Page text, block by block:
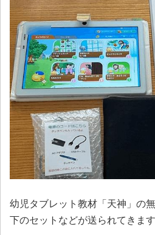
幼児タブレット教材「天神」の
下のセットなどが送られてきます